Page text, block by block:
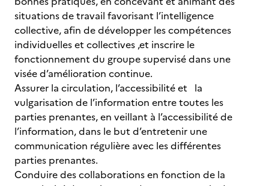
situations de travail favorisant l’intelligence
collective, afin de développer les compétences
individuelles et collectives ,et inscrire le
fonctionnement du groupe supervisé dans une
visée d’amélioration continue.
Assurer la circulation, l’accessibilité et la
vulgarisation de l’information entre toutes les
parties prenantes, en veillant à l’accessibilité de
l’information, dans le but d’entretenir une
communication régulière avec les différentes
parties prenantes.
Conduire des collaborations en fonction de la